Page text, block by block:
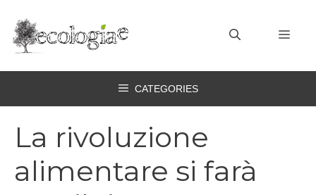
contenuto
CATEGORIES
La rivoluzione
alimentare si farà